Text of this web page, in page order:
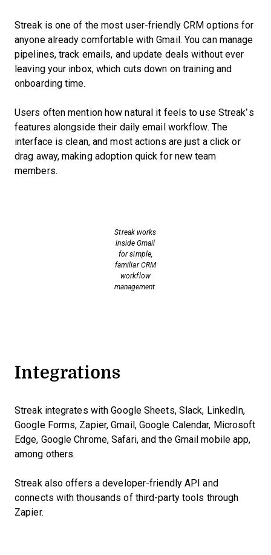
Streak is one of the most user-friendly CRM options for
anyone already comfortable with Gmail. You can manage
pipelines, track emails, and update deals without ever
leaving your inbox, which cuts down on training and
onboarding time.
Users often mention how natural it feels to use Streak’s
features alongside their daily email workflow. The
interface is clean, and most actions are just a click or
drag away, making adoption quick for new team
members.
Streak works
inside Gmail
for simple,
familiar CRM
workflow
management.
Integrations
Streak integrates with Google Sheets, Slack, LinkedIn,
Google Forms, Zapier, Gmail, Google Calendar, Microsoft
Edge, Google Chrome, Safari, and the Gmail mobile app,
among others.
Streak also offers a developer-friendly API and
connects with thousands of third-party tools through
Zapier.